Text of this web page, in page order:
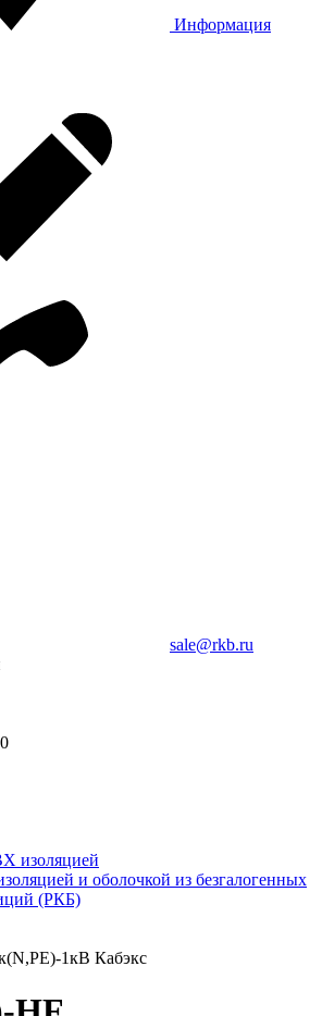
Информация
sale@rkb.ru
изоляцией
и оболочкой из безгалогенных
(РКБ)
1кВ Кабэкс